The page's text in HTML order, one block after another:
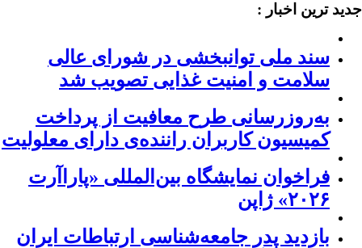
ترین اخبار :
سند ملی توانبخشی در شورای عالی
سلامت و امنیت غذایی تصویب شد
به‌روزرسانی طرح معافیت از پرداخت
کمیسیون کاربران راننده‌ی دارای معلولیت
فراخوان نمایشگاه بین‌المللی «پاراآرت
۲۰۲۶» ژاپن
بازدید پدر جامعه‌شناسی ارتباطات ایران